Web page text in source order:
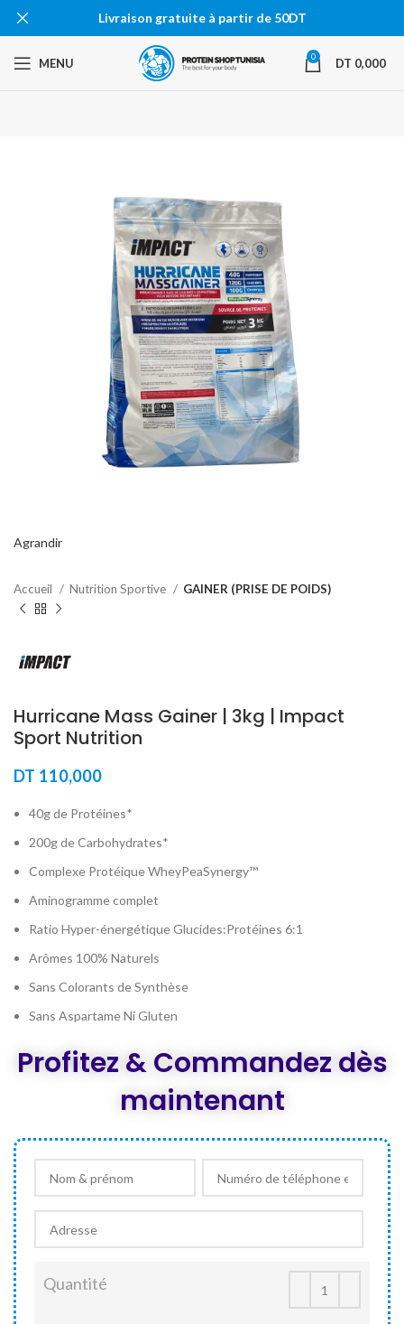
MENU 0 DT 0,000
Agrandir
Accueil Nutrition Sportive GAINER (PRISE DE POIDS)
Hurricane Mass Gainer | 3kg | Impact
Sport Nutrition
DT 110,000
40g de Protéines*
200g de Carbohydrates*
Complexe Protéique WheyPeaSynergy™
Aminogramme complet
Ratio Hyper-énergétique Glucides:Protéines 6:1
Arômes 100% Naturels
Sans Colorants de Synthèse
Sans Aspartame Ni Gluten
Profitez & Commandez dès
maintenant
Quantité
Livraison gratuite à partir de 50DT